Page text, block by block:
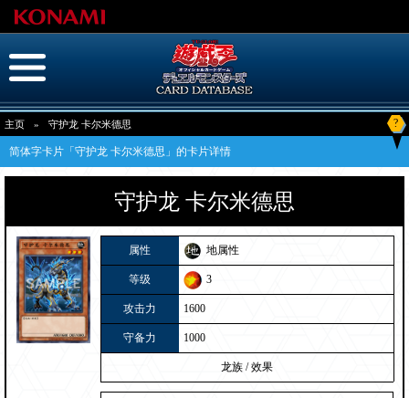
主页 » 守护龙 卡尔米德思 ?
简体字卡片「守护龙 卡尔米德思」的卡片详情
守护龙 卡尔米德思
属性 地属性
等级 3
攻击力 1600
守备力 1000
龙族 / 效果